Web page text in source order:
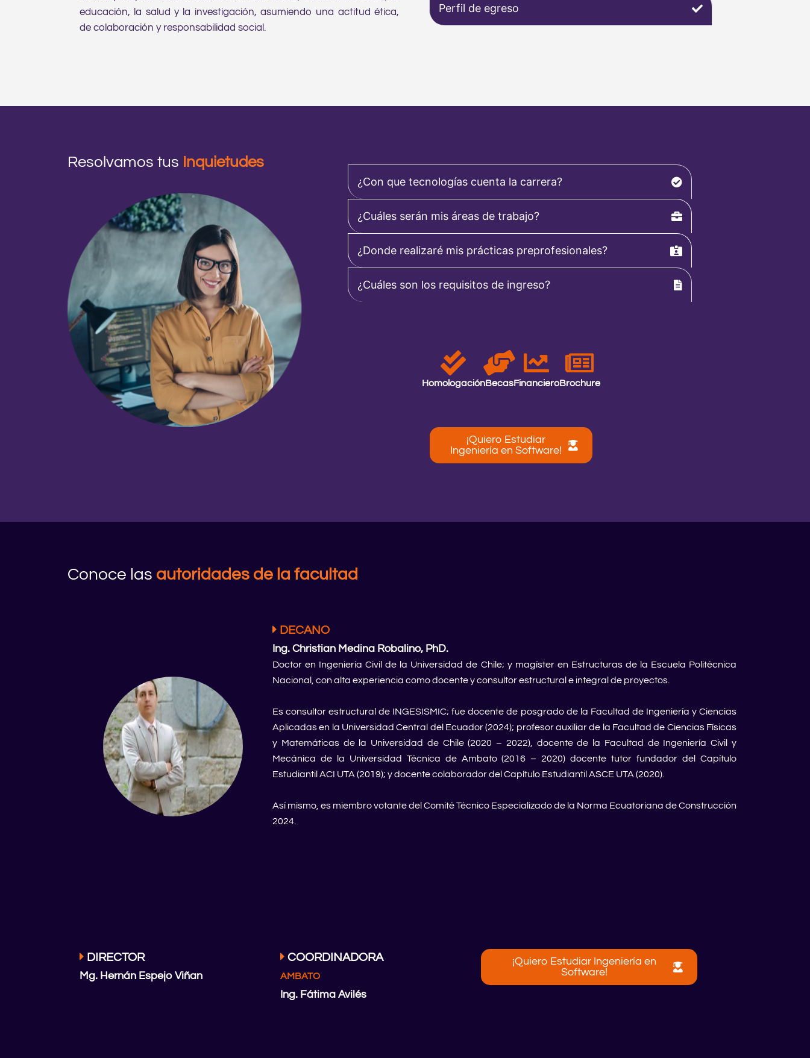
educación, la salud y la investigación, asumiendo una actitud ética,
de colaboración y responsabilidad social.
Perfil de egreso
Resolvamos tus Inquietudes
¿Con que tecnologías cuenta la carrera?
¿Cuáles serán mis áreas de trabajo?
¿Donde realizaré mis prácticas preprofesionales?
¿Cuáles son los requisitos de ingreso?
HomologaciónBecasFinancieroBrochure
¡Quiero Estudiar
Ingeniería en Software!
Conoce las autoridades de la facultad
DECANO
Ing. Christian Medina Robalino, PhD.
Doctor en Ingeniería Civil de la Universidad de Chile; y magíster en Estructuras de la Escuela Politécnica
Nacional, con alta experiencia como docente y consultor estructural e integral de proyectos.
Es consultor estructural de INGESISMIC; fue docente de posgrado de la Facultad de Ingeniería y Ciencias
Aplicadas en la Universidad Central del Ecuador (2024); profesor auxiliar de la Facultad de Ciencias Físicas
y Matemáticas de la Universidad de Chile (2020 – 2022), docente de la Facultad de Ingeniería Civil y
Mecánica de la Universidad Técnica de Ambato (2016 – 2020) docente tutor fundador del Capítulo
Estudiantil ACI UTA (2019); y docente colaborador del Capítulo Estudiantil ASCE UTA (2020).
Así mismo, es miembro votante del Comité Técnico Especializado de la Norma Ecuatoriana de Construcción
2024.
DIRECTOR
Mg. Hernán Espejo Viñan
COORDINADORA
AMBATO
Ing. Fátima Avilés
¡Quiero Estudiar Ingeniería en
Software!